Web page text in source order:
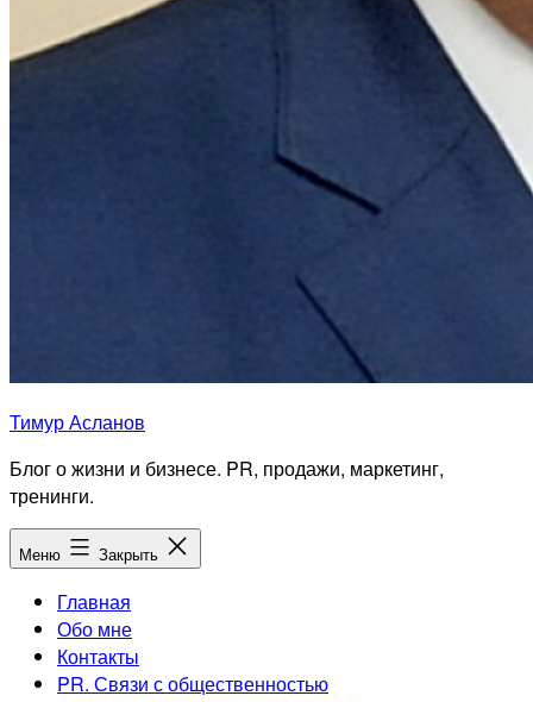
Тимур Асланов
Блог о жизни и бизнесе. PR, продажи, маркетинг,
тренинги.
Меню Закрыть
Главная
Обо мне
Контакты
PR. Связи с общественностью